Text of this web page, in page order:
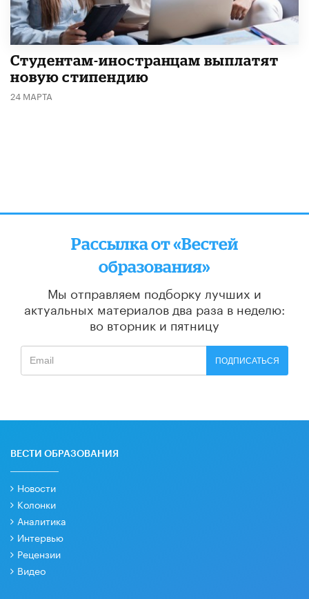
Студентам-иностранцам выплатят
новую стипендию
24 МАРТА
Рассылка от «Вестей
образования»
Мы отправляем подборку лучших и
актуальных материалов два раза в неделю:
во вторник и пятницу
ПОДПИСАТЬСЯ
ВЕСТИ ОБРАЗОВАНИЯ
Новости
Колонки
Аналитика
Интервью
Рецензии
Видео